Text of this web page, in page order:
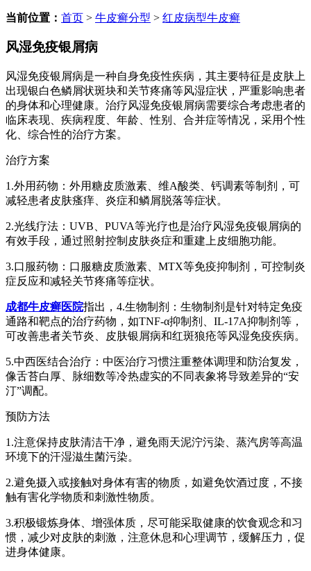
当前位置： 首页 > 牛皮癣分型 > 红皮病型牛皮癣
风湿免疫银屑病
风湿免疫银屑病是一种自身免疫性疾病，其主要特征是皮肤上
出现银白色鳞屑状斑块和关节疼痛等风湿症状，严重影响患者
的身体和心理健康。治疗风湿免疫银屑病需要综合考虑患者的
临床表现、疾病程度、年龄、性别、合并症等情况，采用个性
化、综合性的治疗方案。
治疗方案
1.外用药物：外用糖皮质激素、维A酸类、钙调素等制剂，可
减轻患者皮肤瘙痒、炎症和鳞屑脱落等症状。
2.光线疗法：UVB、PUVA等光疗也是治疗风湿免疫银屑病的
有效手段，通过照射控制皮肤炎症和重建上皮细胞功能。
3.口服药物：口服糖皮质激素、MTX等免疫抑制剂，可控制炎
症反应和减轻关节疼痛等症状。
成都牛皮癣医院指出，4.生物制剂：生物制剂是针对特定免疫
通路和靶点的治疗药物，如TNF-α抑制剂、IL-17A抑制剂等，
可改善患者关节炎、皮肤银屑病和红斑狼疮等风湿免疫疾病。
5.中西医结合治疗：中医治疗习惯注重整体调理和防治复发，
像舌苔白厚、脉细数等冷热虚实的不同表象将导致差异的“安
汀”调配。
预防方法
1.注意保持皮肤清洁干净，避免雨天泥泞污染、蒸汽房等高温
环境下的汗湿滋生菌污染。
2.避免摄入或接触对身体有害的物质，如避免饮酒过度，不接
触有害化学物质和刺激性物质。
3.积极锻炼身体、增强体质，尽可能采取健康的饮食观念和习
惯，减少对皮肤的刺激，注意休息和心理调节，缓解压力，促
进身体健康。